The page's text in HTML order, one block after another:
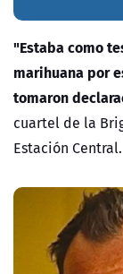
"Estaba como
marihuana por
tomaron
cuartel de la
Estación Central.